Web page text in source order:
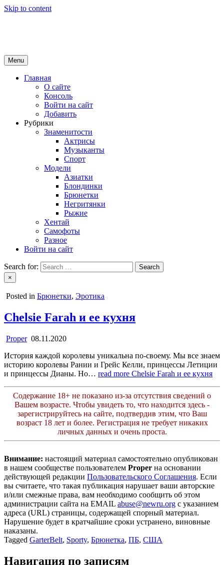
Skip to content
Menu
Главная
О сайте
Консоль
Войти на сайт
Добавить
Рубрики
Знаменитости
Актрисы
Музыканты
Спорт
Модели
Азиатки
Блондинки
Брюнетки
Негритянки
Рыжие
Хентай
Самофоты
Разное
Войти на сайт
Search for:
×
Posted in Брюнетки, Эротика
Chelsie Farah и ее кухня
Proper 08.11.2020
История каждой королевы уникальна по-своему. Мы все знаем
историю королевы Рании и Грейс Келли, принцессы Летиции
и принцессы Дианы. Но… read more Chelsie Farah и ее кухня
Содержание 18+ не показано из-за отсутствия сведений о
Вашем возрасте. Чтобы увидеть то, что находится здесь -
зарегистрируйтесь на сайте, подтвердив этим, что Ваш
возраст 18 лет и более. Регистрация не требует никаких
личных данных и очень проста.
Внимание: настоящий материал самостоятельно опубликован
в нашем сообществе пользователем Proper на основании
действующей редакции Пользовательского Соглашения. Если
вы считаете, что такая публикация нарушает ваши авторские
и/или смежные права, вам необходимо сообщить об этом
администрации сайта на EMAIL abuse@newru.org с указанием
адреса (URL) страницы, содержащей спорный материал.
Нарушение будет в кратчайшие сроки устранено, виновные
наказаны.
Tagged GarterBelt, Sporty, Брюнетка, ПБ, США
Навигация по записям